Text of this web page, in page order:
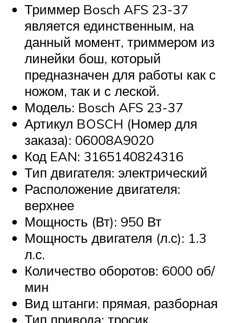
Триммер Bosch AFS 23-37
является единственным, на
данный момент, триммером из
линейки бош, который
предназначен для работы как с
ножом, так и с леской.
Модель: Bosch AFS 23-37
Артикул BOSCH (Номер для
заказа): 06008A9020
Код EAN: 3165140824316
Тип двигателя: электрический
Расположение двигателя:
верхнее
Мощность (Вт): 950 Вт
Мощность двигателя (л.с): 1.3
л.с.
Количество оборотов: 6000 об/
мин
Вид штанги: прямая, разборная
Тип привода: тросик